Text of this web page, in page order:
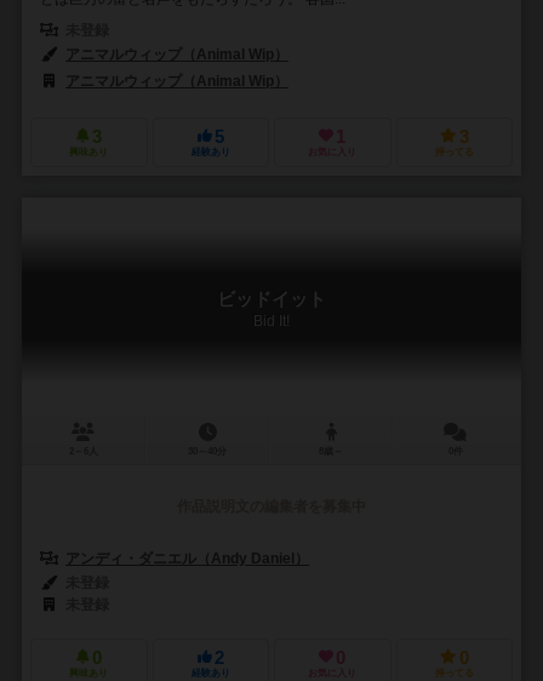
アニマルウィップ（Animal Wip）
アニマルウィップ（Animal Wip）
3
興味あり
5
経験あり
1
お気に入り
3
持ってる
ビッドイット
Bid It!
アンディ・ダニエル（Andy Daniel）
0
興味あり
2
経験あり
0
お気に入り
0
持ってる